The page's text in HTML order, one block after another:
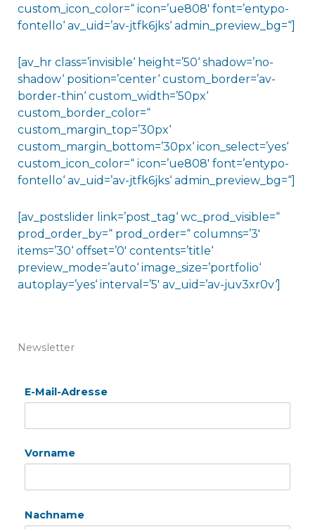
custom_icon_color=“ icon=’ue808′ font=’entypo-
fontello‘ av_uid=’av-jtfk6jks‘ admin_preview_bg=“]
[av_hr class=’invisible‘ height=’50‘ shadow=’no-
shadow‘ position=’center‘ custom_border=’av-
border-thin‘ custom_width=’50px‘
custom_border_color=“
custom_margin_top=’30px‘
custom_margin_bottom=’30px‘ icon_select=’yes‘
custom_icon_color=“ icon=’ue808′ font=’entypo-
fontello‘ av_uid=’av-jtfk6jks‘ admin_preview_bg=“]
[av_postslider link=’post_tag‘ wc_prod_visible=“
prod_order_by=“ prod_order=“ columns=’3′
items=’30‘ offset=’0′ contents=’title‘
preview_mode=’auto‘ image_size=’portfolio‘
autoplay=’yes‘ interval=’5′ av_uid=’av-juv3xr0v‘]
Newsletter
E-Mail-Adresse
Vorname
Nachname